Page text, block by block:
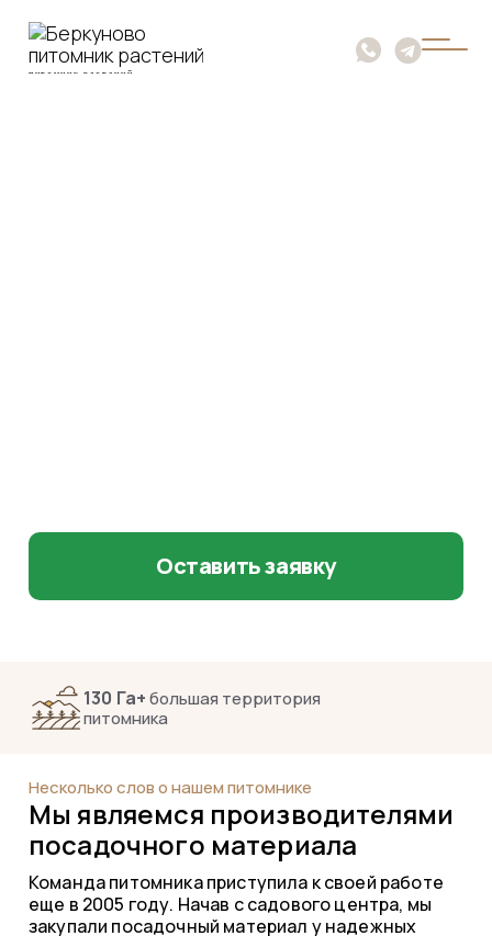
питомник растений
Оставить заявку
130 Га+большая территория
питомника
Несколько слов о нашем питомнике
Мы являемся производителями
посадочного материала
Команда питомника приступила к своей работе
еще в 2005 году. Начав с садового центра, мы
закупали посадочный материал у надежных